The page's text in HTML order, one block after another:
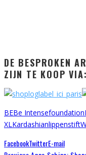
DE BESPROKEN
ZIJN TE KOOP VIA:
BEBe Intensefoundation
XLKardashianlippenstift
FacebookTwitterE-mail